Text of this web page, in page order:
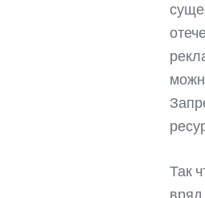
Так
вряд